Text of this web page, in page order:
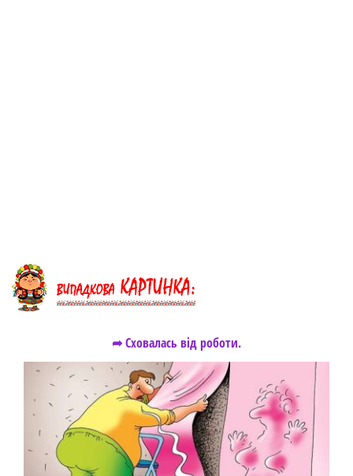
➦ Сховалась від роботи.